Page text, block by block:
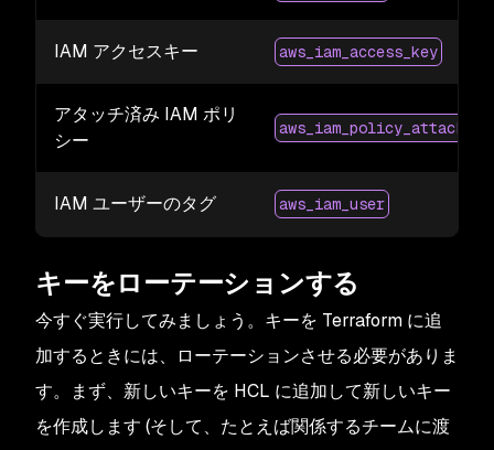
IAM アクセスキー aws_iam_access_key
アタッチ済み IAM ポリ
シー
IAM ユーザーのタグ aws_iam_user
キーをローテーションする
今すぐ実行してみましょう。キーを Terraform に追
加するときには、ローテーションさせる必要がありま
す。まず、新しいキーを HCL に追加して新しいキー
を作成します (そして、たとえば関係するチームに渡